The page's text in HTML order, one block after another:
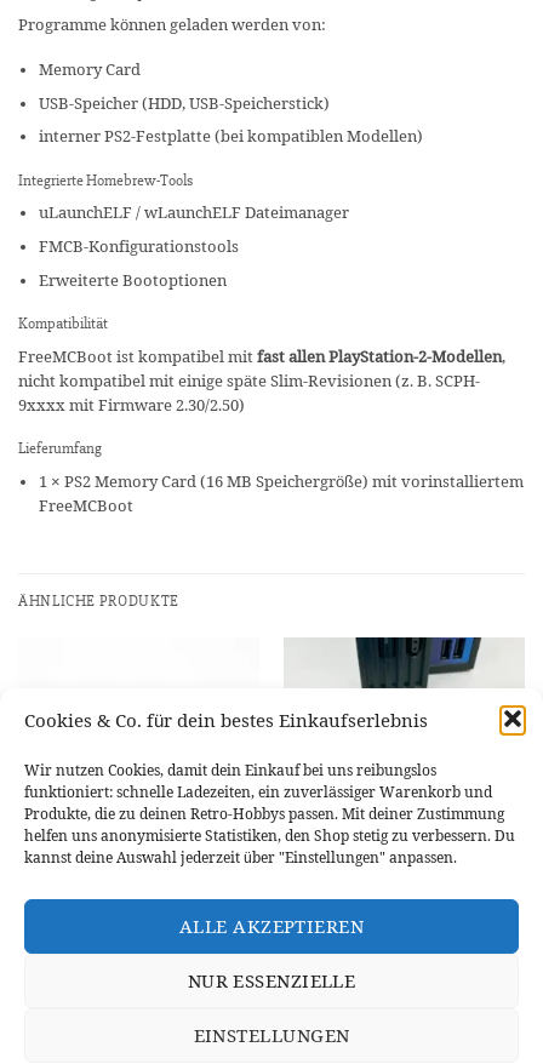
Cookies & Co. für dein bestes Einkaufserlebnis
Wir nutzen Cookies, damit dein Einkauf bei uns reibungslos
funktioniert: schnelle Ladezeiten, ein zuverlässiger Warenkorb und
Produkte, die zu deinen Retro-Hobbys passen. Mit deiner Zustimmung
helfen uns anonymisierte Statistiken, den Shop stetig zu verbessern. Du
kannst deine Auswahl jederzeit über "Einstellungen" anpassen.
ALLE AKZEPTIEREN
NUR ESSENZIELLE
EINSTELLUNGEN
Programme können geladen werden von:
Memory Card
USB-Speicher (HDD, USB-Speicherstick)
interner PS2-Festplatte (bei kompatiblen Modellen)
Integrierte Homebrew-Tools
uLaunchELF / wLaunchELF Dateimanager
FMCB-Konfigurationstools
Erweiterte Bootoptionen
Kompatibilität
FreeMCBoot ist kompatibel mit fast allen PlayStation-2-Modellen,
nicht kompatibel mit einige späte Slim-Revisionen (z. B. SCPH-
9xxxx mit Firmware 2.30/2.50)
Lieferumfang
1 × PS2 Memory Card (16 MB Speichergröße) mit vorinstalliertem
FreeMCBoot
ÄHNLICHE PRODUKTE
IN DEN WARENKORB IN DEN WARENKORB